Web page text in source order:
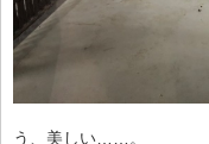
う、美しい……。